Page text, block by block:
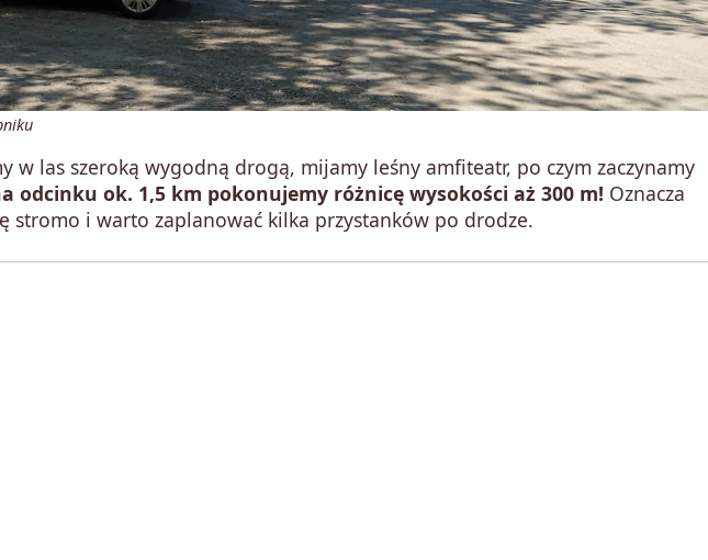
w las szeroką wygodną drogą, mijamy leśny amfiteatr, po czym zaczynamy
odcinku ok. 1,5 km pokonujemy różnicę wysokości aż 300 m! Oznacza
stromo i warto zaplanować kilka przystanków po drodze.